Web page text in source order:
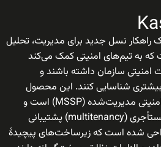
راهکار نسل جدید برای مدیریت، تحلیل
که به تیم‌های امنیتی کمک می‌کند
سازمان داشته باشند و
شناسایی کنند. این محصول
آمادهٔ ارائه به‌عنوان خدمات امنیتی مدیریت‌شده (MSSP) است و
به‌طور داخلی از قابلیت چندمستأجری (multitenancy) پشتیبانی
شده است که زیرساخت‌های پیچیدهٔ